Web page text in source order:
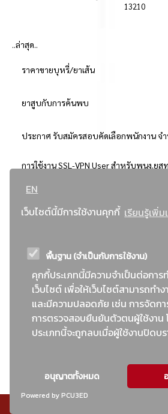
EN
เว็บไซต์นี้มีการใช้งานคุกกี้ เรียนรู้เพิ่ม
พื้นฐาน (จำเป็นกับการใช้งาน)
คุกกี้ประเภทนี้มีความจำเป็นต่อการ
เว็บไซต์ เพื่อให้เว็บไซต์สามารถทำ
และมีความปลอดภัย เช่น การจัดกา
การตรวจสอบยืนยันตัวตนผู้ใช้งาน
ประเภทนี้จะถูกลบเมื่อผู้ใช้งานปิดบร
อนุญาตทั้งหมด
Powered by PCU3ED
13210
..ล่าสุด..
ราคาขายบุหรี่/ยาเส้น
ยาสูบกับการค้นพบ
ประกาศ รับสมัครสอบคัดเลือกพนักงาน จ
การใช้งาน SSL-VPN User สำหรับพนง.ยส
..ยอดนิยม..
: วิธีเฉพาะเจาะจง
ข่าวสาร/ประกาศ
: เอกสารส่งเสริมความโปร่งใสในการจัดซื้อจัดจ้าง
ข่าวสารจัดซื้อจัดจ้าง
: แผนการจัดซื้อจัดจ้าง